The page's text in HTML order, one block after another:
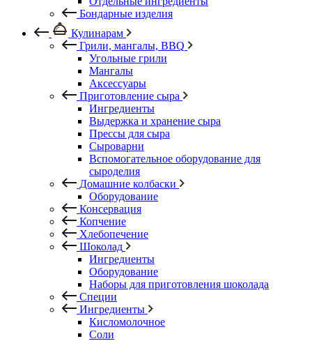
Бондарные изделия
Кулинарам
Грили, мангалы, BBQ
Угольные грили
Мангалы
Аксессуары
Приготовление сыра
Ингредиенты
Выдержка и хранение сыра
Прессы для сыра
Сыроварни
Вспомогательное оборудование для
сыроделия
Домашние колбаски
Оборудование
Консервация
Копчение
Хлебопечение
Шоколад
Ингредиенты
Оборудование
Наборы для приготовления шоколада
Специи
Ингредиенты
Кисломолочное
Соли